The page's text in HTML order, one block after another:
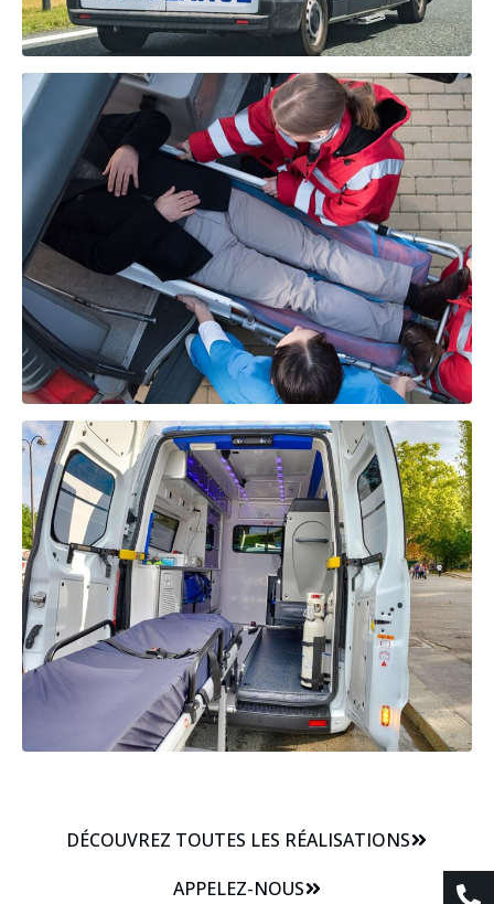
DÉCOUVREZ TOUTES LES RÉALISATIONS
APPELEZ-NOUS